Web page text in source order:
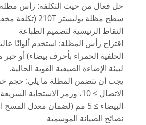
سطح مظلة بوليستر 210T (تكلفة مخفضة بنسبة 25%).
النقاط الرئيسية لتصميم الطباعة
اقتراح رأس المظلة: استخدم ألوانًا
الخلفية الحمراء بأحرف بيضاء) أو
لبيئة الإضاءة الصيفية القوية الحالية.
يجب أن تتضمن المظلة ما يلي: حجم
الاتصال ≥ 10، ورمز الاستجابة
البيضاء ≥ 5 مم (لضمان معدل المسح الناجح).
نصائح الصيانة الموسمية